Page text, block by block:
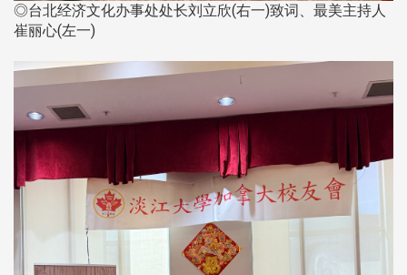
◎台北经济文化办事处处长刘立欣(右一)致词、最美主持人
崔丽心(左一)